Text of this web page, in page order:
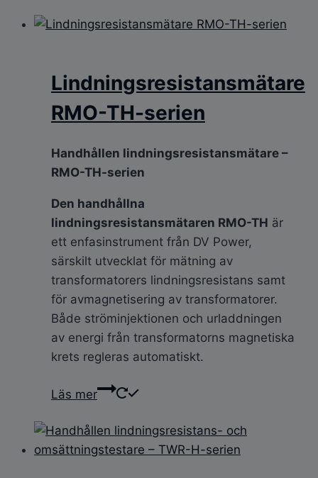
Lindningsresistansmätare
RMO-TH-serien
Handhållen lindningsresistansmätare –
RMO-TH-serien
Den handhållna
lindningsresistansmätaren RMO-TH är
ett enfasinstrument från DV Power,
särskilt utvecklat för mätning av
transformatorers lindningsresistans samt
för avmagnetisering av transformatorer.
Både ströminjektionen och urladdningen
av energi från transformatorns magnetiska
krets regleras automatiskt.
Läs mer